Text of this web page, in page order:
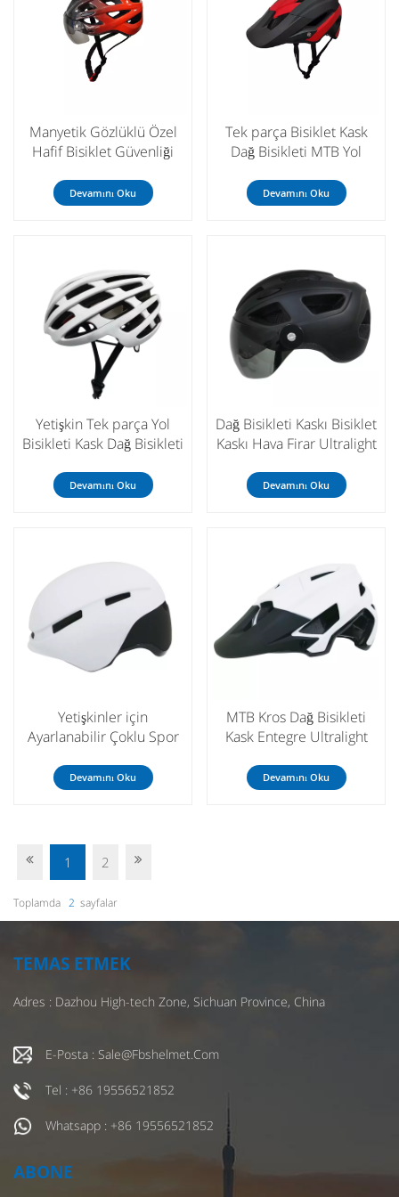
Manyetik Gözlüklü Özel
Hafif Bisiklet Güvenliği
Devamını Oku
Tek parça Bisiklet Kask
Dağ Bisikleti MTB Yol
Kadınlar için
Devamını Oku
Yetişkin Tek parça Yol
Bisikleti Kask Dağ Bisikleti
Kask
Devamını Oku
Dağ Bisikleti Kaskı Bisiklet
Kaskı Hava Firar Ultralight
Devamını Oku
Yetişkinler için
Ayarlanabilir Çoklu Spor
Kaskı Yetişkinler için
Devamını Oku
MTB Kros Dağ Bisikleti
Kask Entegre Ultralight
Toptan
Devamını Oku
1 2
Toplamda 2 Sayfalar
TEMAS ETMEK
Adres : Dazhou High-tech Zone, Sichuan Province, China
E-Posta : Sale@fbshelmet.com
Tel : +86 19556521852
Whatsapp : +86 19556521852
ABONE